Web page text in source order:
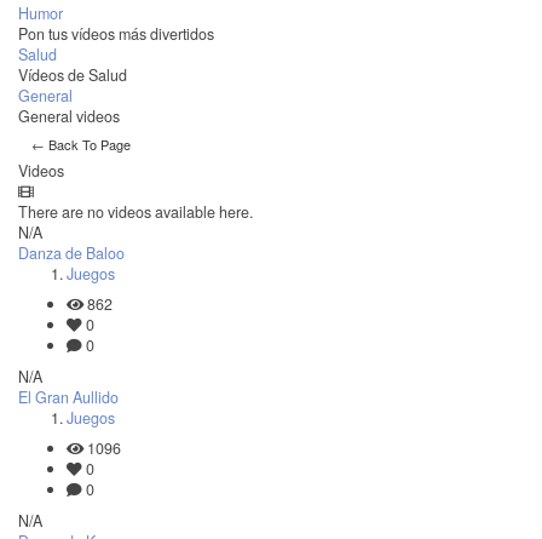
Humor
Pon tus vídeos más divertidos
Salud
Vídeos de Salud
General
General videos
← Back To Page
Videos
There are no videos available here.
N/A
Danza de Baloo
Juegos
862
0
0
N/A
El Gran Aullido
Juegos
1096
0
0
N/A